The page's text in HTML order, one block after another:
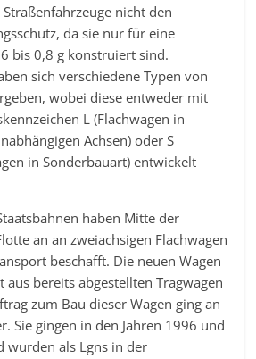
nicht den
da sie nur für eine
bis 0,8 g konstruiert sind.
sich verschiedene Typen von
wobei diese entweder mit
L (Flachwagen in
Achsen) oder S
in Sonderbauart) entwickelt
haben Mitte der
an an zweiachsigen Flachwagen
beschafft. Die neuen Wagen
aus bereits abgestellten Tragwagen
zum Bau dieser Wagen ging an
Sie gingen in den Jahren 1996 und
wurden als Lgns in der